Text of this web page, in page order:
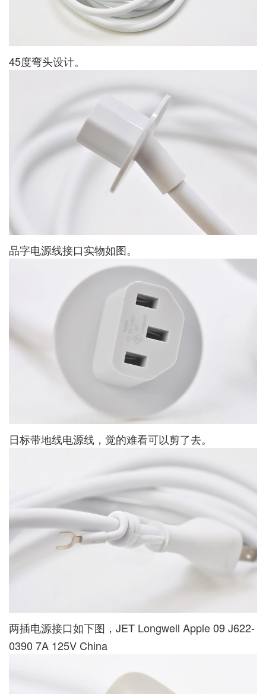
45度弯头设计。
品字电源线接口实物如图。
日标带地线电源线，觉的难看可以剪了去。
两插电源接口如下图，JET Longwell Apple 09 J622-
0390 7A 125V China